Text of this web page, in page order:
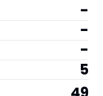
-
-
-
5